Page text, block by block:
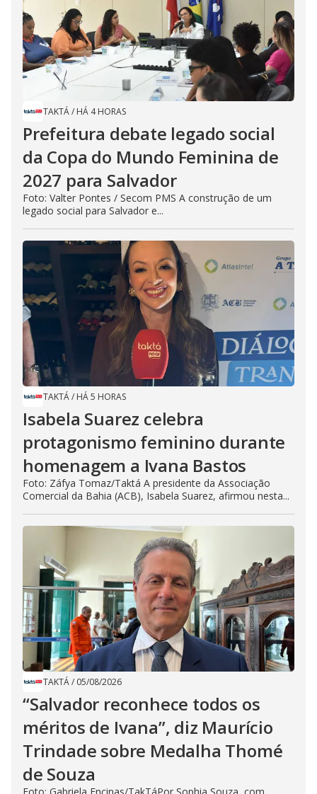
TAKTÁ/ HÁ 4 HORAS
Prefeitura debate legado social
da Copa do Mundo Feminina de
2027 para Salvador
Foto: Valter Pontes / Secom PMS A construção de um
legado social para Salvador e...
TAKTÁ/ HÁ 5 HORAS
Isabela Suarez celebra
protagonismo feminino durante
homenagem a Ivana Bastos
Foto: Záfya Tomaz/Taktá A presidente da Associação
Comercial da Bahia (ACB), Isabela Suarez, afirmou nesta...
TAKTÁ/ 05/08/2026
“Salvador reconhece todos os
méritos de Ivana”, diz Maurício
Trindade sobre Medalha Thomé
de Souza